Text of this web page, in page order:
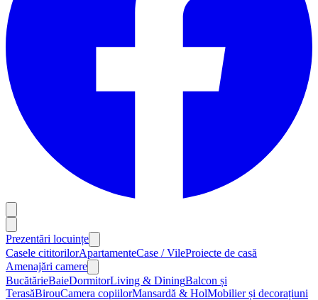
Prezentări locuințe
Casele cititorilorApartamenteCase / VileProiecte de casă
Amenajări camere
BucătărieBaieDormitorLiving & DiningBalcon și
TerasăBirouCamera copiilorMansardă & HolMobilier și decorațiuni